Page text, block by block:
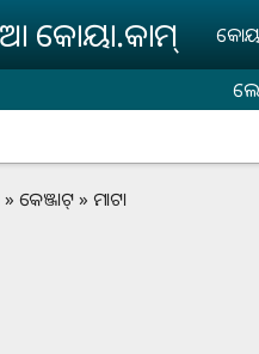
କୋୟା.କାମ୍‌
କେଞ୍ଜାଟ୍‌ ମାଟା